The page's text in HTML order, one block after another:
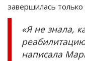
завершилась только
«Я не знала,
написала